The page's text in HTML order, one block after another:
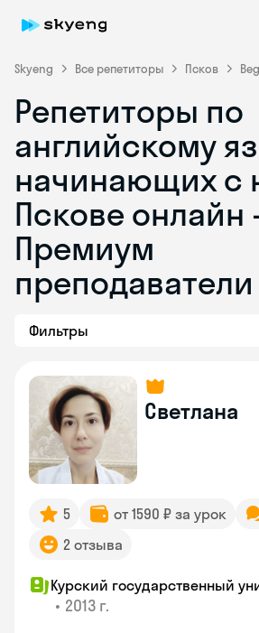
Skyeng Все репетиторы Псков
Репетиторы по
английскому
начинающих с
Пскове онлайн
Премиум
преподаватели
Фильтры
Светлана
5 от 1590 ₽ за урок
2 отзыва
Курский государственный
• 2013 г.
online